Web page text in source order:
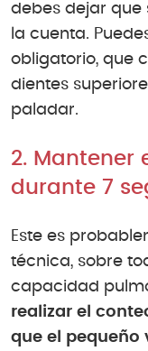
debes dejar que
la cuenta.
obligatorio, que
dientes
paladar.
2. Mantener
durante 7
Este es
técnica, sobre
capacidad
realizar el
que el pequeño